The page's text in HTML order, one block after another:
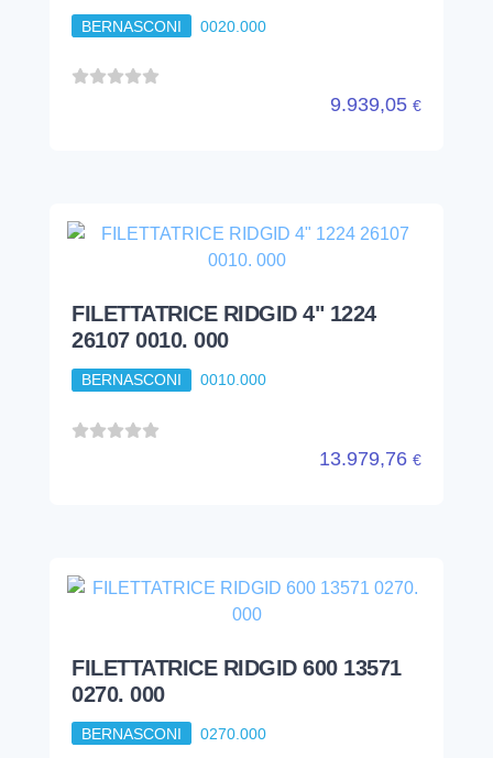
BERNASCONI 0020.000
9.939,05 €
FILETTATRICE RIDGID 4" 1224
26107 0010. 000
BERNASCONI 0010.000
13.979,76 €
FILETTATRICE RIDGID 600 13571
0270. 000
BERNASCONI 0270.000